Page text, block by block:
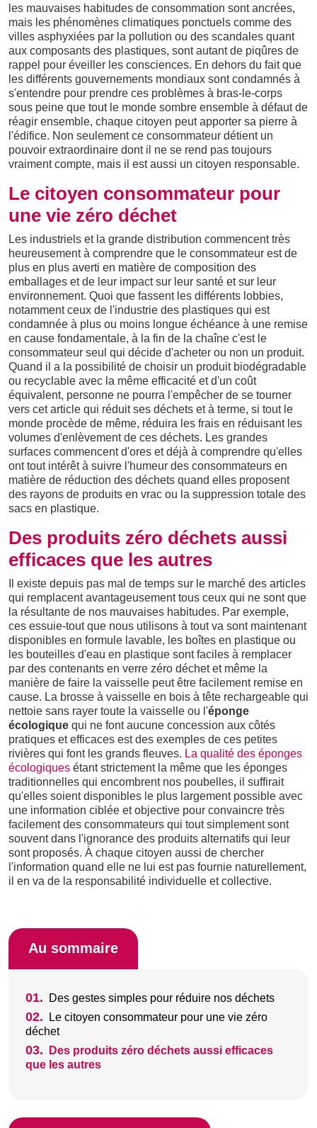
les mauvaises habitudes de consommation sont ancrées,
mais les phénomènes climatiques ponctuels comme des
villes asphyxiées par la pollution ou des scandales quant
aux composants des plastiques, sont autant de piqûres de
rappel pour éveiller les consciences. En dehors du fait que
les différents gouvernements mondiaux sont condamnés à
s'entendre pour prendre ces problèmes à bras-le-corps
sous peine que tout le monde sombre ensemble à défaut de
réagir ensemble, chaque citoyen peut apporter sa pierre à
l'édifice. Non seulement ce consommateur détient un
pouvoir extraordinaire dont il ne se rend pas toujours
vraiment compte, mais il est aussi un citoyen responsable.
Le citoyen consommateur pour
une vie zéro déchet
Les industriels et la grande distribution commencent très
heureusement à comprendre que le consommateur est de
plus en plus averti en matière de composition des
emballages et de leur impact sur leur santé et sur leur
environnement. Quoi que fassent les différents lobbies,
notamment ceux de l'industrie des plastiques qui est
condamnée à plus ou moins longue échéance à une remise
en cause fondamentale, à la fin de la chaîne c'est le
consommateur seul qui décide d'acheter ou non un produit.
Quand il a la possibilité de choisir un produit biodégradable
ou recyclable avec la même efficacité et d'un coût
équivalent, personne ne pourra l'empêcher de se tourner
vers cet article qui réduit ses déchets et à terme, si tout le
monde procède de même, réduira les frais en réduisant les
volumes d'enlèvement de ces déchets. Les grandes
surfaces commencent d'ores et déjà à comprendre qu'elles
ont tout intérêt à suivre l'humeur des consommateurs en
matière de réduction des déchets quand elles proposent
des rayons de produits en vrac ou la suppression totale des
sacs en plastique.
Des produits zéro déchets aussi
efficaces que les autres
Il existe depuis pas mal de temps sur le marché des articles
qui remplacent avantageusement tous ceux qui ne sont que
la résultante de nos mauvaises habitudes. Par exemple,
ces essuie-tout que nous utilisons à tout va sont maintenant
disponibles en formule lavable, les boîtes en plastique ou
les bouteilles d'eau en plastique sont faciles à remplacer
par des contenants en verre zéro déchet et même la
manière de faire la vaisselle peut être facilement remise en
cause. La brosse à vaisselle en bois à tête rechargeable qui
nettoie sans rayer toute la vaisselle ou l'éponge
écologique qui ne font aucune concession aux côtés
pratiques et efficaces est des exemples de ces petites
rivières qui font les grands fleuves. La qualité des éponges
écologiques étant strictement la même que les éponges
traditionnelles qui encombrent nos poubelles, il suffirait
qu'elles soient disponibles le plus largement possible avec
une information ciblée et objective pour convaincre très
facilement des consommateurs qui tout simplement sont
souvent dans l'ignorance des produits alternatifs qui leur
sont proposés. À chaque citoyen aussi de chercher
l'information quand elle ne lui est pas fournie naturellement,
il en va de la responsabilité individuelle et collective.
Au sommaire
01. Des gestes simples pour réduire nos déchets
02.
Le citoyen consommateur pour une vie zéro
déchet
03.
Des produits zéro déchets aussi efficaces
que les autres